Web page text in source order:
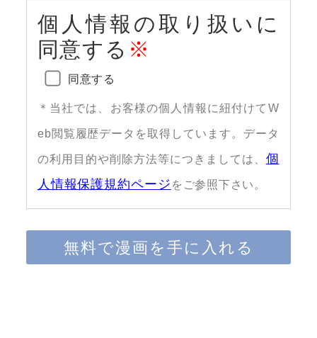
個人情報の取り扱いに
同意する ※
同意する
＊当社では、お客様の個人情報に紐付けてW
eb閲覧履歴データを取得しています。データ
の利用目的や削除方法等につきましては、 個
人情報保護規約ページ をご参照下さい。